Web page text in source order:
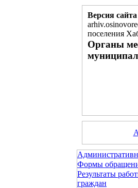
Версия
поселения
Органы
Формы
Результаты
граждан